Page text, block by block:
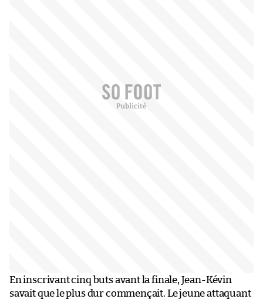
En inscrivant cinq buts avant la finale, Jean-Kévin
savait que le plus dur commençait. Le jeune attaquant